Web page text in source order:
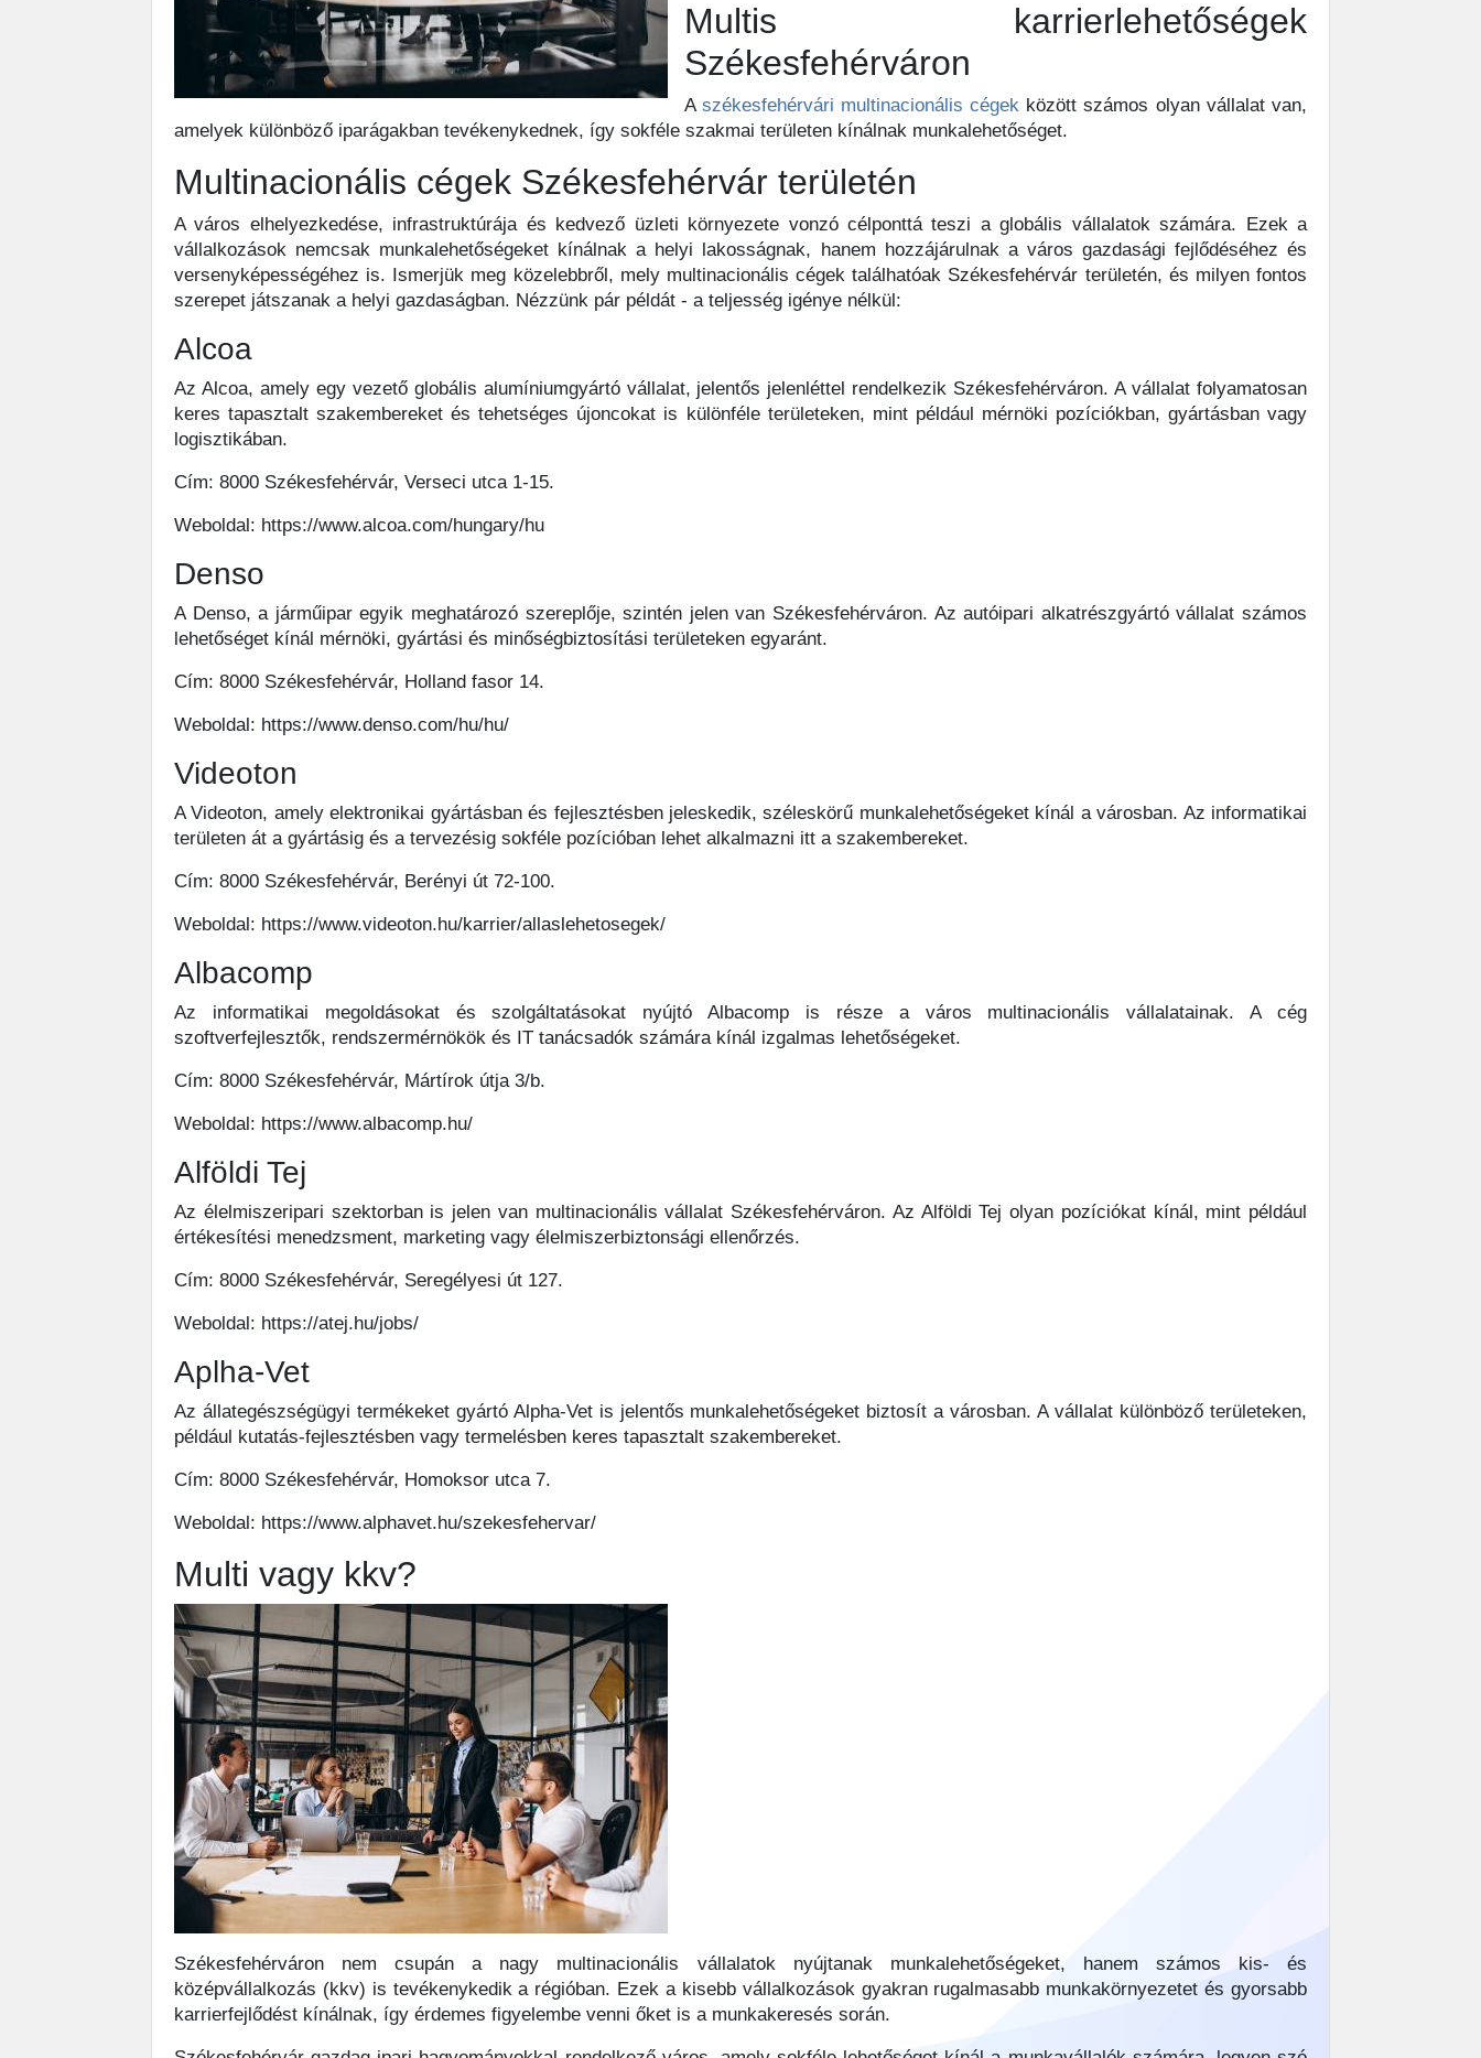
Multis karrierlehetőségek
Székesfehérváron
A székesfehérvári multinacionális cégek között számos olyan vállalat van,
amelyek különböző iparágakban tevékenykednek, így sokféle szakmai területen kínálnak munkalehetőséget.
Multinacionális cégek Székesfehérvár területén
A város elhelyezkedése, infrastruktúrája és kedvező üzleti környezete vonzó célponttá teszi a globális vállalatok számára. Ezek a
vállalkozások nemcsak munkalehetőségeket kínálnak a helyi lakosságnak, hanem hozzájárulnak a város gazdasági fejlődéséhez és
versenyképességéhez is. Ismerjük meg közelebbről, mely multinacionális cégek találhatóak Székesfehérvár területén, és milyen fontos
szerepet játszanak a helyi gazdaságban. Nézzünk pár példát - a teljesség igénye nélkül:
Alcoa
Az Alcoa, amely egy vezető globális alumíniumgyártó vállalat, jelentős jelenléttel rendelkezik Székesfehérváron. A vállalat folyamatosan
keres tapasztalt szakembereket és tehetséges újoncokat is különféle területeken, mint például mérnöki pozíciókban, gyártásban vagy
logisztikában.
Cím: 8000 Székesfehérvár, Verseci utca 1-15.
Weboldal: https://www.alcoa.com/hungary/hu
Denso
A Denso, a járműipar egyik meghatározó szereplője, szintén jelen van Székesfehérváron. Az autóipari alkatrészgyártó vállalat számos
lehetőséget kínál mérnöki, gyártási és minőségbiztosítási területeken egyaránt.
Cím: 8000 Székesfehérvár, Holland fasor 14.
Weboldal: https://www.denso.com/hu/hu/
Videoton
A Videoton, amely elektronikai gyártásban és fejlesztésben jeleskedik, széleskörű munkalehetőségeket kínál a városban. Az informatikai
területen át a gyártásig és a tervezésig sokféle pozícióban lehet alkalmazni itt a szakembereket.
Cím: 8000 Székesfehérvár, Berényi út 72-100.
Weboldal: https://www.videoton.hu/karrier/allaslehetosegek/
Albacomp
Az informatikai megoldásokat és szolgáltatásokat nyújtó Albacomp is része a város multinacionális vállalatainak. A cég
szoftverfejlesztők, rendszermérnökök és IT tanácsadók számára kínál izgalmas lehetőségeket.
Cím: 8000 Székesfehérvár, Mártírok útja 3/b.
Weboldal: https://www.albacomp.hu/
Alföldi Tej
Az élelmiszeripari szektorban is jelen van multinacionális vállalat Székesfehérváron. Az Alföldi Tej olyan pozíciókat kínál, mint például
értékesítési menedzsment, marketing vagy élelmiszerbiztonsági ellenőrzés.
Cím: 8000 Székesfehérvár, Seregélyesi út 127.
Weboldal: https://atej.hu/jobs/
Aplha-Vet
Az állategészségügyi termékeket gyártó Alpha-Vet is jelentős munkalehetőségeket biztosít a városban. A vállalat különböző területeken,
például kutatás-fejlesztésben vagy termelésben keres tapasztalt szakembereket.
Cím: 8000 Székesfehérvár, Homoksor utca 7.
Weboldal: https://www.alphavet.hu/szekesfehervar/
Multi vagy kkv?
Székesfehérváron nem csupán a nagy multinacionális vállalatok nyújtanak munkalehetőségeket, hanem számos kis- és
középvállalkozás (kkv) is tevékenykedik a régióban. Ezek a kisebb vállalkozások gyakran rugalmasabb munkakörnyezetet és gyorsabb
karrierfejlődést kínálnak, így érdemes figyelembe venni őket is a munkakeresés során.